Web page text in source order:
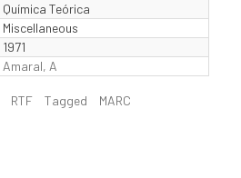
Química Teórica
Miscellaneous
1971
Amaral, A
RTF Tagged
MARC